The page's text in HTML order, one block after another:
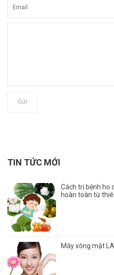
Gửi
TIN TỨC MỚI
Cách trị bệnh ho
hoàn toàn từ
Máy xông mặt